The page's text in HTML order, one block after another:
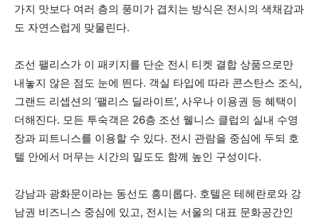
가지 맛보다 여러 층의 풍미가 겹치는 방식은 전시의 색채감과
도 자연스럽게 맞물린다.
조선 팰리스가 이 패키지를 단순 전시 티켓 결합 상품으로만
내놓지 않은 점도 눈에 띈다. 객실 타입에 따라 콘스탄스 조식,
그랜드 리셉션의 ‘팰리스 딜라이트’, 사우나 이용권 등 혜택이
더해진다. 모든 투숙객은 26층 조선 웰니스 클럽의 실내 수영
장과 피트니스를 이용할 수 있다. 전시 관람을 중심에 두되 호
텔 안에서 머무는 시간의 밀도도 함께 높인 구성이다.
강남과 광화문이라는 동선도 흥미롭다. 호텔은 테헤란로와 강
남권 비즈니스 중심에 있고, 전시는 서울의 대표 문화공간인